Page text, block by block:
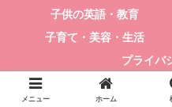
子供の英語・教育
子育て・美容・生活
プライバ
© 2018 きみと一
メニュー ホーム